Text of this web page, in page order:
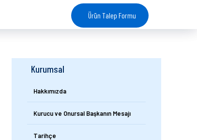
Ürün Talep Formu
Kurumsal
Hakkımızda
Kurucu ve Onursal Başkanın Mesajı
Tarihçe